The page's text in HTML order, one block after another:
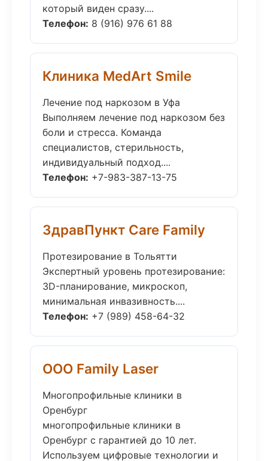
который виден сразу....
Телефон: 8 (916) 976 61 88
Клиника MedArt Smile
Лечение под наркозом в Уфа
Выполняем лечение под наркозом без
боли и стресса. Команда
специалистов, стерильность,
индивидуальный подход....
Телефон: +7-983-387-13-75
ЗдравПункт Care Family
Протезирование в Тольятти
Экспертный уровень протезирование:
3D-планирование, микроскоп,
минимальная инвазивность....
Телефон: +7 (989) 458-64-32
ООО Family Laser
Многопрофильные клиники в
Оренбург
многопрофильные клиники в
Оренбург с гарантией до 10 лет.
Используем цифровые технологии и